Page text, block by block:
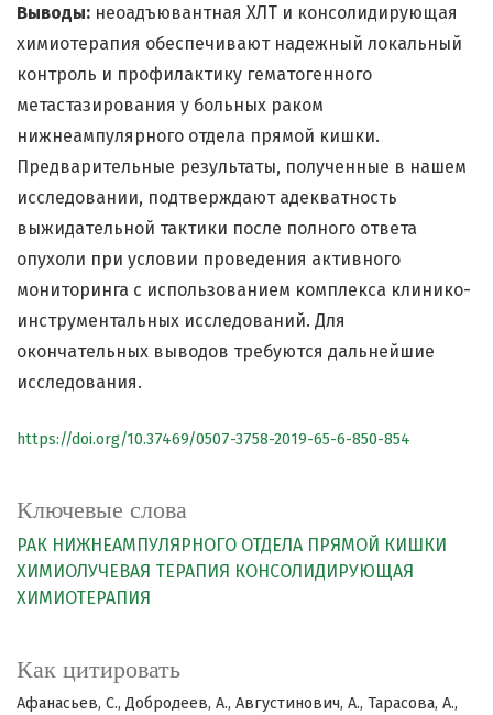
Ключевые слова
РАК НИЖНЕАМПУЛЯРНОГО ОТДЕЛА ПРЯМОЙ КИШКИ
ХИМИОЛУЧЕВАЯ ТЕРАПИЯ КОНСОЛИДИРУЮЩАЯ
ХИМИОТЕРАПИЯ
Как цитировать
Афанасьев, С., Добродеев, А., Августинович, А., Тарасова, А.,
Выводы: неоадъювантная ХЛТ и консолидирующая
химиотерапия обеспечивают надежный локальный
контроль и профилактику гематогенного
метастазирования у больных раком
нижнеампулярного отдела прямой кишки.
Предварительные результаты, полученные в нашем
исследовании, подтверждают адекватность
выжидательной тактики после полного ответа
опухоли при условии проведения активного
мониторинга с использованием комплекса клинико-
инструментальных исследований. Для
окончательных выводов требуются дальнейшие
исследования.
https://doi.org/10.37469/0507-3758-2019-65-6-850-854